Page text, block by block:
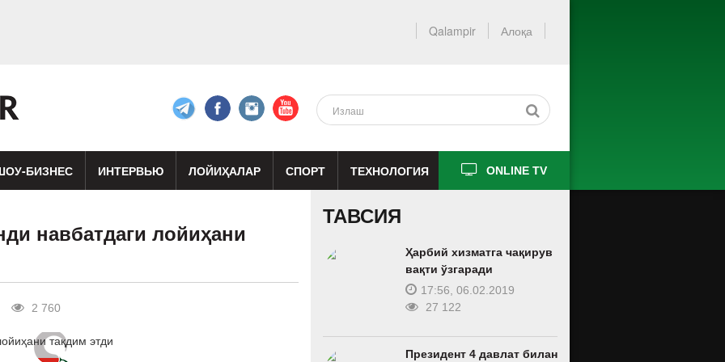
Алоқа
Qalampir
БИЗНЕС ИНТЕРВЬЮ ЛОЙИҲАЛАР СПОРТ ТЕХНОЛОГИЯ ONLINE TV
навбатдаги лойиҳани
2 760
ТАВСИЯ
Ҳарбий хизматга чақирув
вақти ўзгаради
17:56, 06.02.2019
27 122
Президент 4 давлат билан